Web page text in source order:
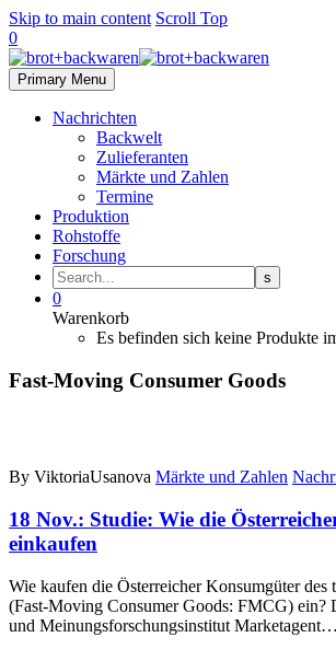
Skip to main content Scroll Top
0
Primary Menu
Nachrichten
Backwelt
Zulieferanten
Märkte und Zahlen
Termine
Produktion
Rohstoffe
Forschung
0
Warenkorb
Es befinden sich keine Produkte
Fast-Moving Consumer Goods
By ViktoriaUsanova Märkte und Zahlen
18 Nov.: Studie: Wie die
einkaufen
Wie kaufen die Österreicher Konsumgüter des
(Fast-Moving Consumer Goods: FMCG) ein?
und Meinungsforschungsinstitut Marketagent…